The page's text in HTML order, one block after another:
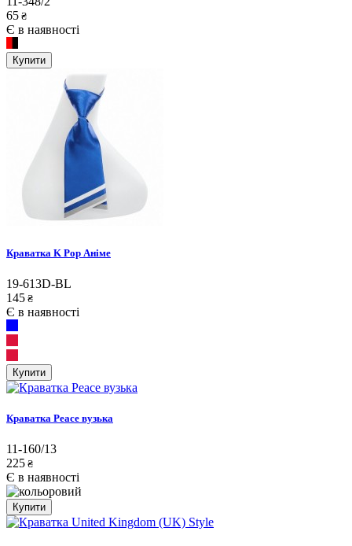
65 ₴
Є в наявності
Купити
Краватка K Pop Аніме
19-613D-BL
145 ₴
Є в наявності
Купити
Краватка Peace вузька
11-160/13
225 ₴
Є в наявності
Купити